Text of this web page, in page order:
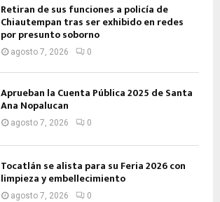
Retiran de sus funciones a policía de
Chiautempan tras ser exhibido en redes
por presunto soborno
agosto 7, 2026 0
Aprueban la Cuenta Pública 2025 de Santa
Ana Nopalucan
agosto 7, 2026 0
Tocatlán se alista para su Feria 2026 con
limpieza y embellecimiento
agosto 7, 2026 0